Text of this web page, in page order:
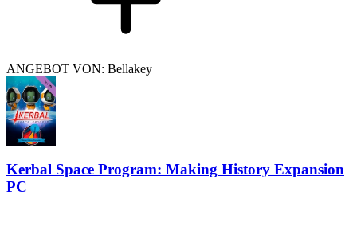
ANGEBOT VON: Bellakey
Kerbal Space Program: Making History Expansion
PC